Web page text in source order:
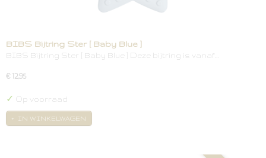
BIBS Bijtring Ster [ Baby Blue ]
BIBS Bijtring Ster [ Baby Blue ] Deze bijtring is vanaf…
€ 12,95
✓ Op voorraad
IN WINKELWAGEN